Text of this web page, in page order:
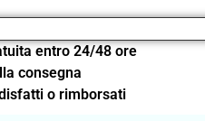
entro 24/48 ore
consegna
o rimborsati